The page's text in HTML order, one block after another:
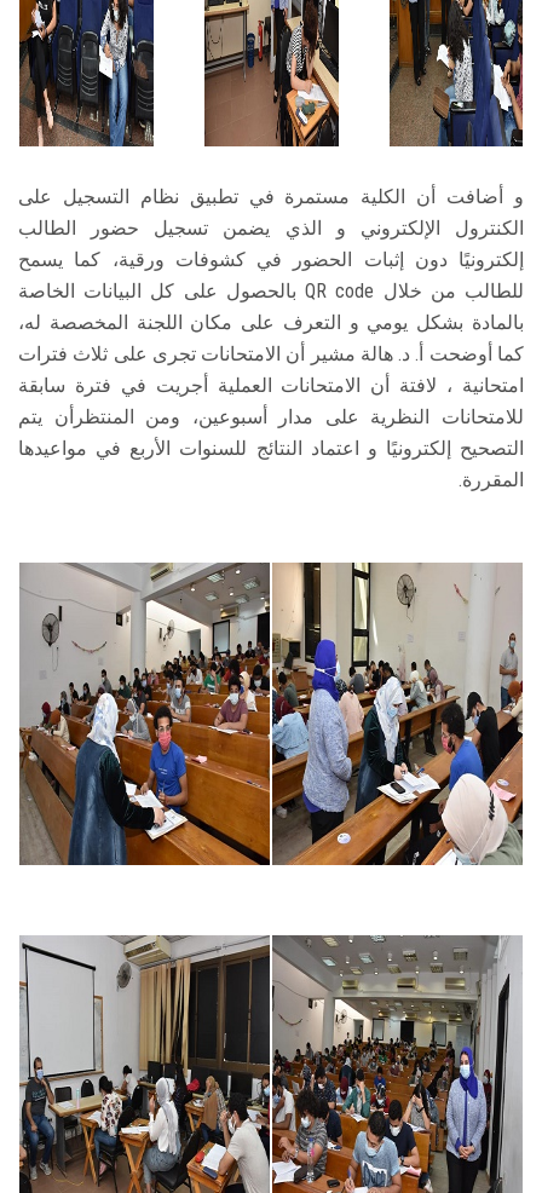
و أضافت أن الكلية مستمرة في تطبيق نظام التسجيل على
الكنترول الإلكتروني و الذي يضمن تسجيل حضور الطالب
إلكترونيًا دون إثبات الحضور في كشوفات ورقية، كما يسمح
للطالب من خلال QR code بالحصول على كل البيانات الخاصة
بالمادة بشكل يومي و التعرف على مكان اللجنة المخصصة له،
كما أوضحت أ. د. هالة مشير أن الامتحانات تجرى على ثلاث فترات
امتحانية ، لافتة أن الامتحانات العملية أجريت في فترة سابقة
للامتحانات النظرية على مدار أسبوعين، ومن المنتظرأن يتم
التصحيح إلكترونيًا و اعتماد النتائج للسنوات الأربع في مواعيدها
المقررة.